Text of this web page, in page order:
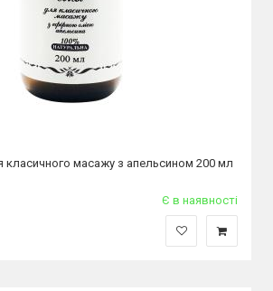
класичного масажу з апельсином 200 мл
Є в наявності